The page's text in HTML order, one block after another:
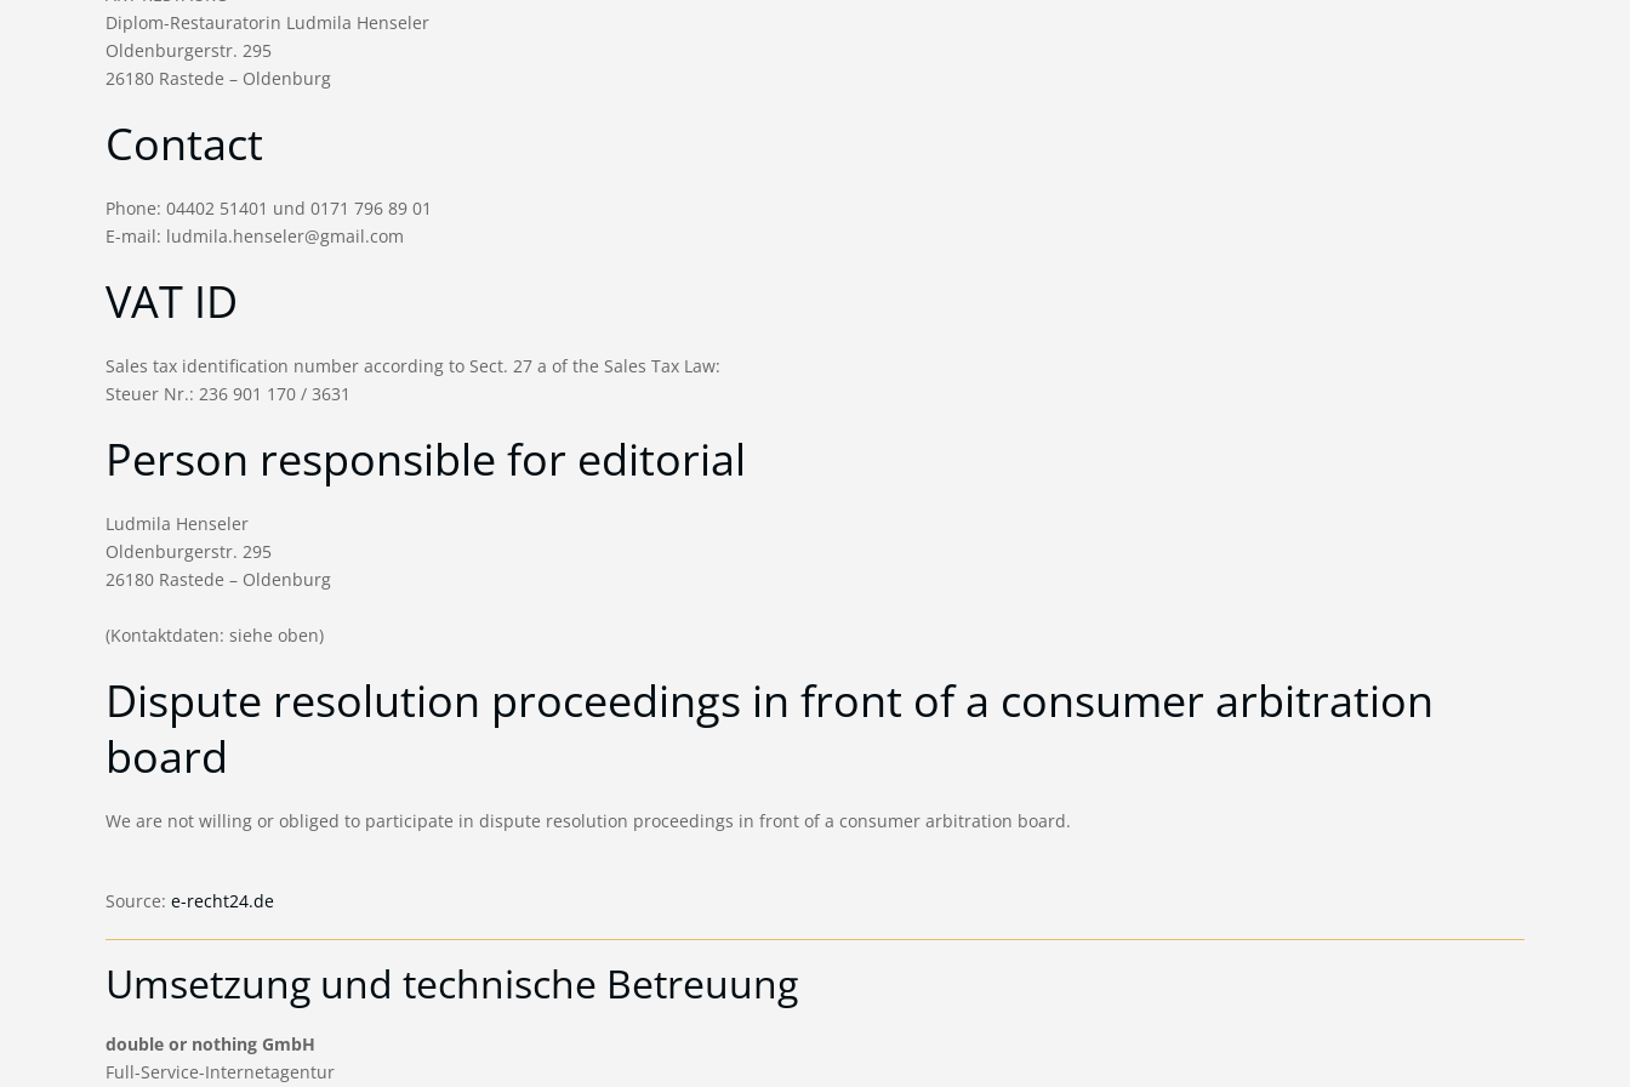
Diplom-Restauratorin Ludmila Henseler
Oldenburgerstr. 295
26180 Rastede – Oldenburg
Contact
Phone: 04402 51401 und 0171 796 89 01
E-mail: ludmila.henseler@gmail.com
VAT ID
Sales tax identification number according to Sect. 27 a of the Sales Tax Law:
Steuer Nr.: 236 901 170 / 3631
Person responsible for editorial
Ludmila Henseler
Oldenburgerstr. 295
26180 Rastede – Oldenburg
(Kontaktdaten: siehe oben)
Dispute resolution proceedings in front of a consumer arbitration
board
We are not willing or obliged to participate in dispute resolution proceedings in front of a consumer arbitration board.
Source: e-recht24.de
Umsetzung und technische Betreuung
double or nothing GmbH
Full-Service-Internetagentur